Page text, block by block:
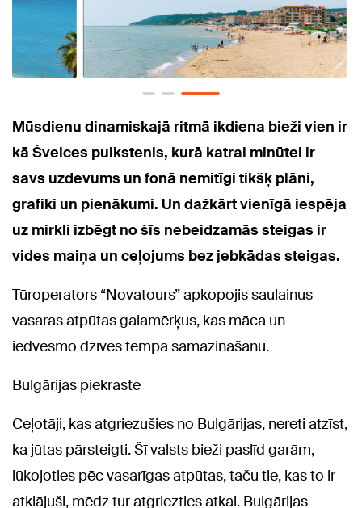
Mūsdienu dinamiskajā ritmā ikdiena bieži vien ir
kā Šveices pulkstenis, kurā katrai minūtei ir
savs uzdevums un fonā nemitīgi tikšķ plāni,
grafiki un pienākumi. Un dažkārt vienīgā iespēja
uz mirkli izbēgt no šīs nebeidzamās steigas ir
vides maiņa un ceļojums bez jebkādas steigas.
Tūroperators “Novatours” apkopojis saulainus
vasaras atpūtas galamērķus, kas māca un
iedvesmo dzīves tempa samazināšanu.
Bulgārijas piekraste
Ceļotāji, kas atgriezušies no Bulgārijas, nereti atzīst,
ka jūtas pārsteigti. Šī valsts bieži paslīd garām,
lūkojoties pēc vasarīgas atpūtas, taču tie, kas to ir
atklājuši, mēdz tur atgriezties atkal. Bulgārijas